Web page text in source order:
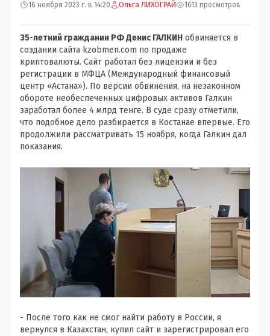
16 ноября 2023 г. в 14:20 Ольга ЛИХОГРАЙ 1613 просмотров
35-летний гражданин РФ Денис ГАЛКИН обвиняется в
создании сайта kzobmen.com по продаже
криптовалюты. Сайт работал без лицензии и без
регистрации в МФЦА (Международный финансовый
центр «Астана»). По версии обвинения, на незаконном
обороте необеспеченных цифровых активов Галкин
заработал более 4 млрд тенге. В суде сразу отметили,
что подобное дело разбирается в Костанае впервые. Его
продолжили рассматривать 15 ноября, когда Галкин дал
показания.
- После того как не смог найти работу в России, я
вернулся в Казахстан, купил сайт и зарегистрировал его